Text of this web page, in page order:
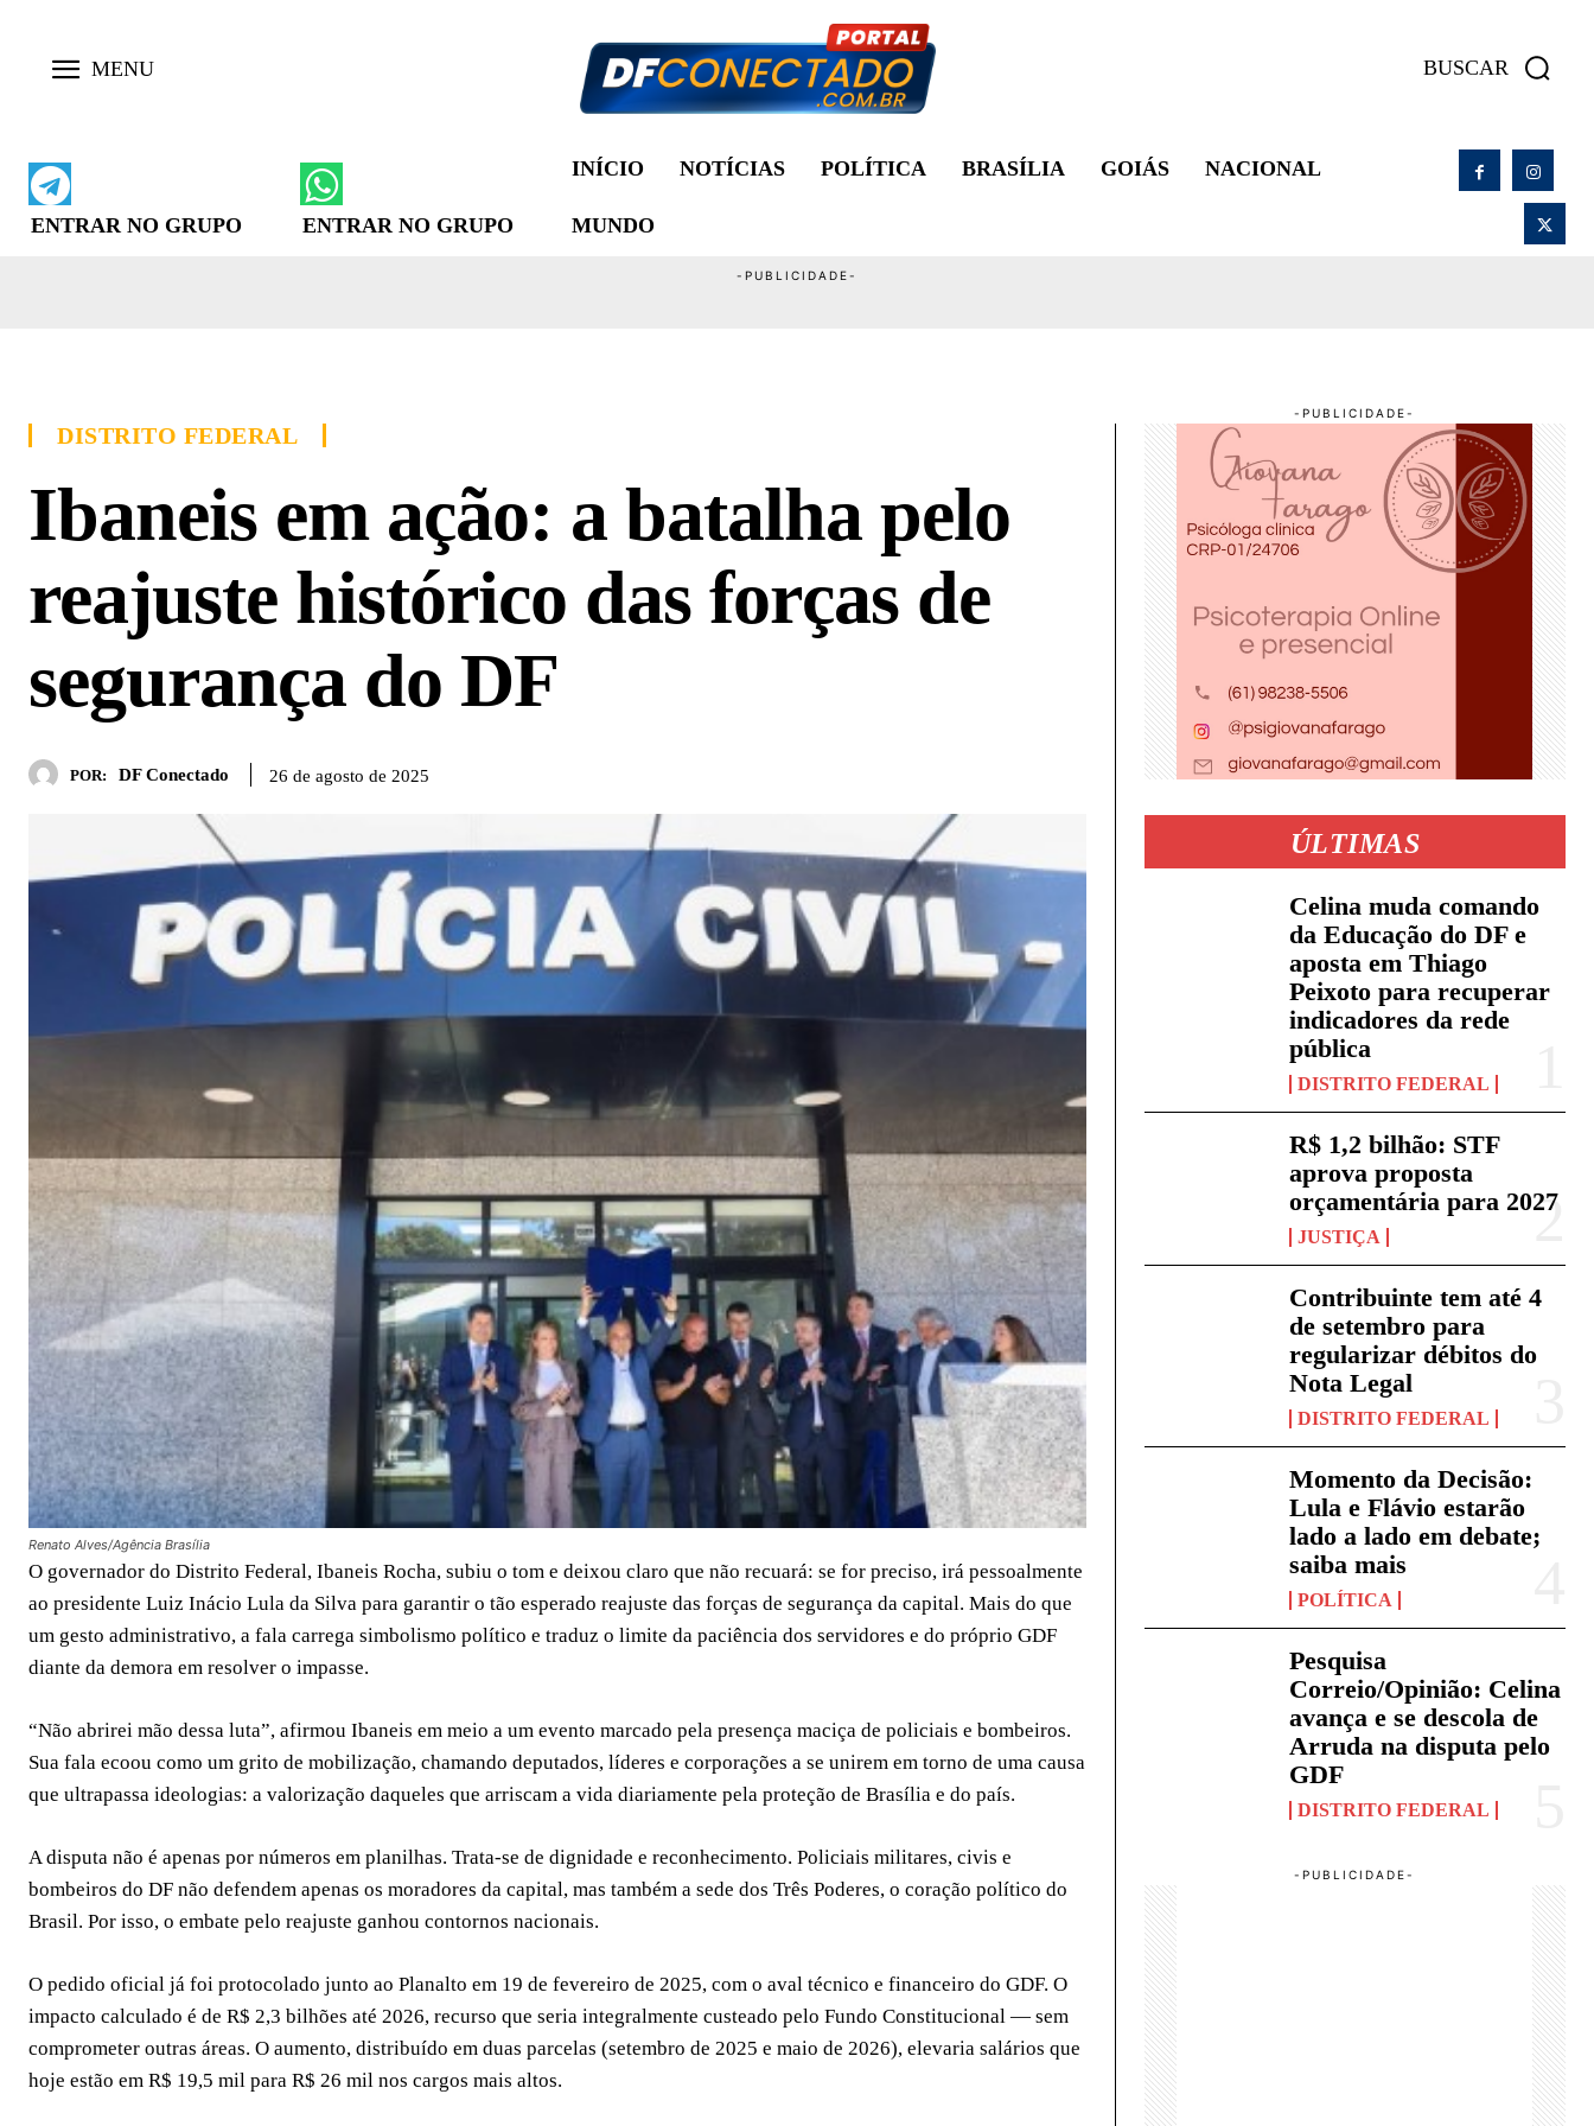
BUSCAR
ENTRAR NO GRUPO ENTRAR NO GRUPO
INÍCIO NOTÍCIAS POLÍTICA BRASÍLIA GOIÁS NACIONAL
MUNDO
DISTRITO FEDERAL
Ibaneis em ação: a batalha pelo
reajuste histórico das forças de
segurança do DF
POR: DF Conectado 26 de agosto de 2025
Renato Alves/Agência Brasília
O governador do Distrito Federal, Ibaneis Rocha, subiu o tom e deixou claro que não recuará: se for preciso, irá pessoalmente
ao presidente Luiz Inácio Lula da Silva para garantir o tão esperado reajuste das forças de segurança da capital. Mais do que
um gesto administrativo, a fala carrega simbolismo político e traduz o limite da paciência dos servidores e do próprio GDF
diante da demora em resolver o impasse.
“Não abrirei mão dessa luta”, afirmou Ibaneis em meio a um evento marcado pela presença maciça de policiais e bombeiros.
Sua fala ecoou como um grito de mobilização, chamando deputados, líderes e corporações a se unirem em torno de uma causa
que ultrapassa ideologias: a valorização daqueles que arriscam a vida diariamente pela proteção de Brasília e do país.
A disputa não é apenas por números em planilhas. Trata-se de dignidade e reconhecimento. Policiais militares, civis e
bombeiros do DF não defendem apenas os moradores da capital, mas também a sede dos Três Poderes, o coração político do
Brasil. Por isso, o embate pelo reajuste ganhou contornos nacionais.
O pedido oficial já foi protocolado junto ao Planalto em 19 de fevereiro de 2025, com o aval técnico e financeiro do GDF. O
impacto calculado é de R$ 2,3 bilhões até 2026, recurso que seria integralmente custeado pelo Fundo Constitucional — sem
comprometer outras áreas. O aumento, distribuído em duas parcelas (setembro de 2025 e maio de 2026), elevaria salários que
hoje estão em R$ 19,5 mil para R$ 26 mil nos cargos mais altos.
ÚLTIMAS
Celina muda comando
da Educação do DF e
aposta em Thiago
Peixoto para recuperar
indicadores da rede
pública
DISTRITO FEDERAL
R$ 1,2 bilhão: STF
aprova proposta
orçamentária para 2027
JUSTIÇA
Contribuinte tem até 4
de setembro para
regularizar débitos do
Nota Legal
DISTRITO FEDERAL
Momento da Decisão:
Lula e Flávio estarão
lado a lado em debate;
saiba mais
POLÍTICA
Pesquisa
Correio/Opinião: Celina
avança e se descola de
Arruda na disputa pelo
GDF
DISTRITO FEDERAL